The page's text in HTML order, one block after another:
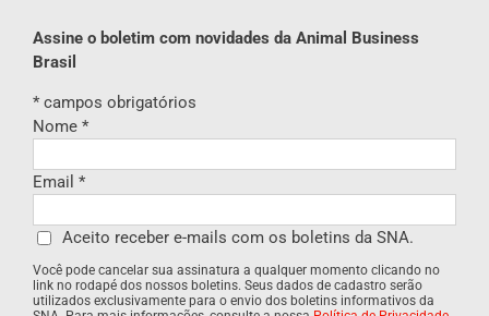
Assine o boletim com novidades da Animal Business
Brasil
* campos obrigatórios
Nome *
Email *
Aceito receber e-mails com os boletins da SNA.
Você pode cancelar sua assinatura a qualquer momento clicando no
link no rodapé dos nossos boletins. Seus dados de cadastro serão
utilizados exclusivamente para o envio dos boletins informativos da